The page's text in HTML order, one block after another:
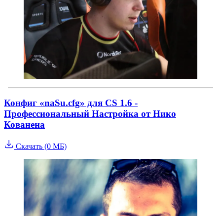
Конфиг «naSu.cfg» для CS 1.6 -
Профессиональный Настройка от Нико
Кованена
Скачать (0 МБ)